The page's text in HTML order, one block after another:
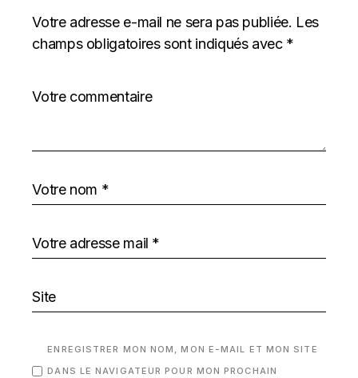
Votre adresse e-mail ne sera pas publiée. Les
champs obligatoires sont indiqués avec *
ENREGISTRER MON NOM, MON E-MAIL ET MON SITE
DANS LE NAVIGATEUR POUR MON PROCHAIN